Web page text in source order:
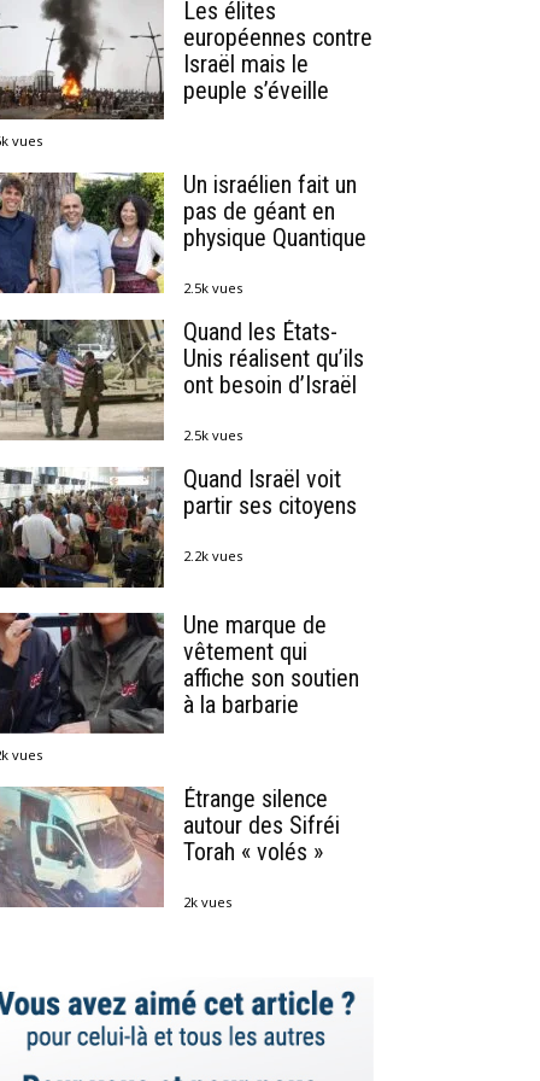
Les élites
européennes contre
Israël mais le
peuple s’éveille
vues
Un israélien fait un
pas de géant en
physique Quantique
2.5k vues
Quand les États-
Unis réalisent qu’ils
ont besoin d’Israël
2.5k vues
Quand Israël voit
partir ses citoyens
2.2k vues
Une marque de
vêtement qui
affiche son soutien
à la barbarie
vues
Étrange silence
autour des Sifréi
Torah « volés »
2k vues